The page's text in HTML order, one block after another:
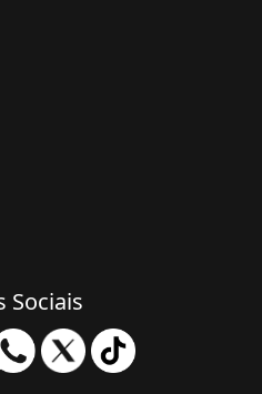
Sociais